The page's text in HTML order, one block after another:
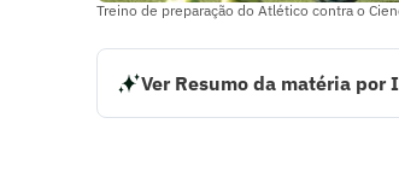
Treino de preparação do Atlético contra o
Ver Resumo da matéria por